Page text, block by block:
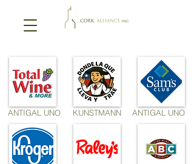
KUNSTMANN
ANTIGAL UNO ANTIGAL UNO